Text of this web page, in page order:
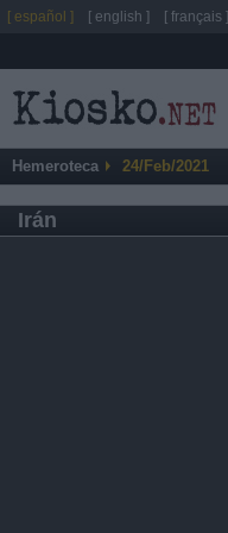
Hemeroteca 24/Feb/2021
Irán
[ español ] [ english ] [ français ]